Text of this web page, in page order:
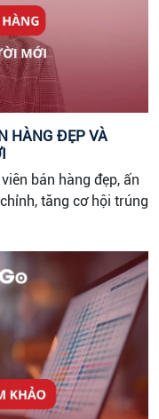
HÀNG ĐẸP VÀ
bán hàng đẹp, ấn
tăng cơ hội trúng